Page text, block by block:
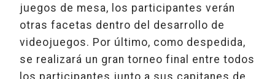
juegos de mesa, los participantes verán
otras facetas dentro del desarrollo de
videojuegos. Por último, como despedida,
se realizará un gran torneo final entre todos
los participantes junto a sus capitanes de